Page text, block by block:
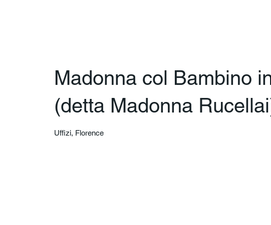
Madonna col Bambino
(detta Madonna
Uffizi, Florence